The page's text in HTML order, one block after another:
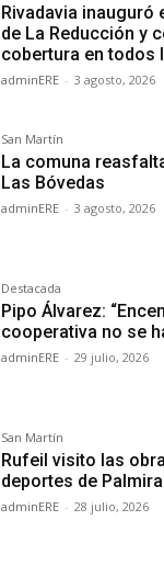
Rivadavia inauguró
de La Reducción y
cobertura en todos
adminERE - 3 agosto, 2026
San Martín
La comuna
Las Bóvedas
adminERE - 3 agosto, 2026
Destacada
Pipo Álvarez:
cooperativa no se
adminERE - 29 julio, 2026
San Martín
Rufeil visito las
deportes de Palmira
adminERE - 28 julio, 2026